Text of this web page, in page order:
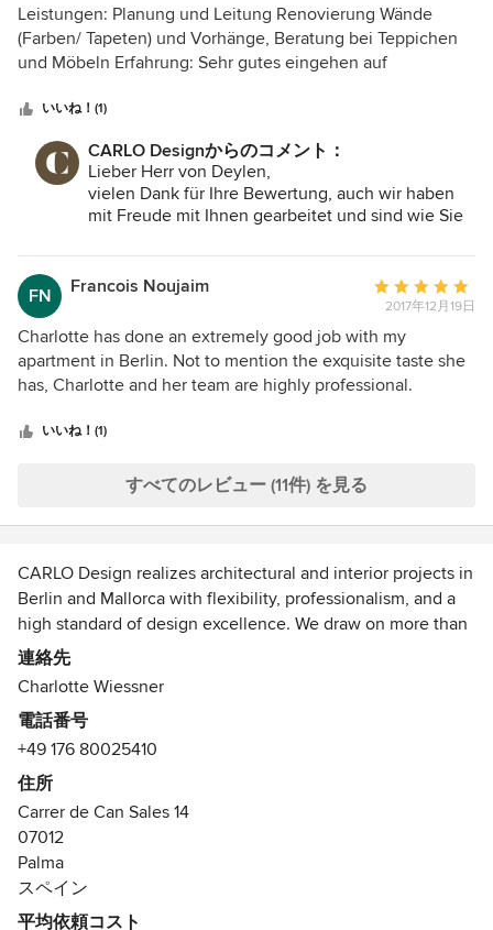
評
価：
5
Leistungen: Planung und Leitung Renovierung Wände
(Farben/ Tapeten) und Vorhänge, Beratung bei Teppichen
und Möbeln Erfahrung: Sehr gutes eingehen auf
Weiterentwicklung. Beauftragung sehr zuverlässiger
Handwerker. Der abgestimmte - aber gefühlt sehr hohe -
Kostenrahmen wurde eingehalten. Insgesamt eine sehr
gute Zusammenarbeit, nach der ich die Firma CARLO Berlin
besten Gewissens weiterempfehlen kann.
いいね！(1)
CARLO Designからのコメント：
Lieber Herr von Deylen,
vielen Dank für Ihre Bewertung, auch wir haben
mit Freude mit Ihnen gearbeitet und sind wie Sie
Anspruch hat leider immer seinen Preis. Aber
trotzdem sind wir erfreut darüber, dass Sie mit
dem Ergebnis der Umgestaltung voll und ganz
zufrieden sind und wir Ihre Vorstellungen von
Qualität und Raffinesse für Sie verwirklichen
konnten!
Herzliche Grüße,
FN Francois Noujaim
平
均
評
価：
5
2017年12月19日
Charlotte has done an extremely good job with my
apartment in Berlin. Not to mention the exquisite taste she
has, Charlotte and her team are highly professional.
were agreed. Charlotte went over and beyond what was
and following up with thecontractor of the building to
Charlotte and her team especially if a person is looking for
いいね！(1)
すべてのレビュー (11件) を見る
CARLO Design realizes architectural and interior projects in
Berlin and Mallorca with flexibility, professionalism, and a
high standard of design excellence. We draw on more than
15 years of professional experience and a network of highly
qualified specialist planners and companies. In addition to
spaces, we also have extensive experience in the hotel,
gastronomy, and wellness sectors. When working on listed
buildings, we adopt a sensitive approach to the protected
historic fabric and maintain close coordination with
heritage conservation authorities.
With instinct, sensitivity, and a strong attention to detail, we
develop and implement individual, character-driven design
連絡先
Charlotte Wiessner
電話番号
+49 176 80025410
住所
Carrer de Can Sales 14
07012
Palma
スペイン
平均依頼コスト